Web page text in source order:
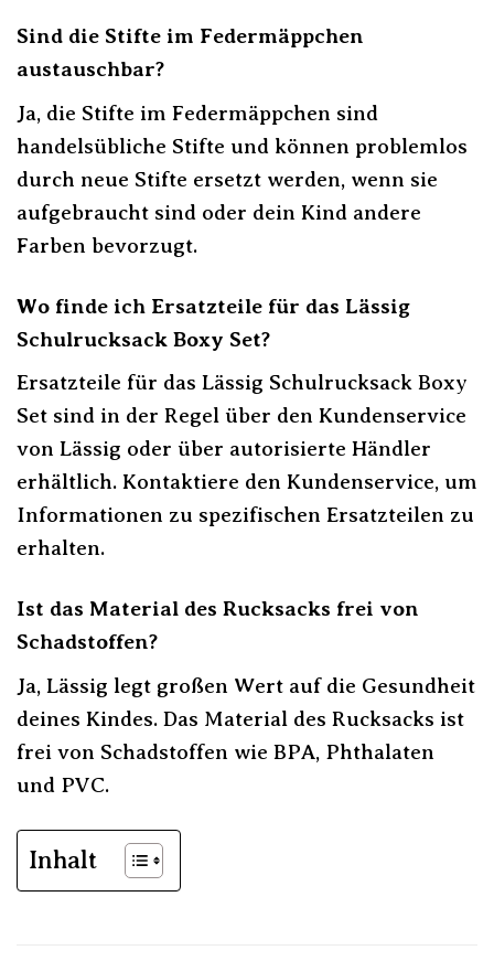
Sind die Stifte im Federmäppchen
austauschbar?
Ja, die Stifte im Federmäppchen sind
handelsübliche Stifte und können problemlos
durch neue Stifte ersetzt werden, wenn sie
aufgebraucht sind oder dein Kind andere
Farben bevorzugt.
Wo finde ich Ersatzteile für das Lässig
Schulrucksack Boxy Set?
Ersatzteile für das Lässig Schulrucksack Boxy
Set sind in der Regel über den Kundenservice
von Lässig oder über autorisierte Händler
erhältlich. Kontaktiere den Kundenservice, um
Informationen zu spezifischen Ersatzteilen zu
erhalten.
Ist das Material des Rucksacks frei von
Schadstoffen?
Ja, Lässig legt großen Wert auf die Gesundheit
deines Kindes. Das Material des Rucksacks ist
frei von Schadstoffen wie BPA, Phthalaten
und PVC.
Inhalt